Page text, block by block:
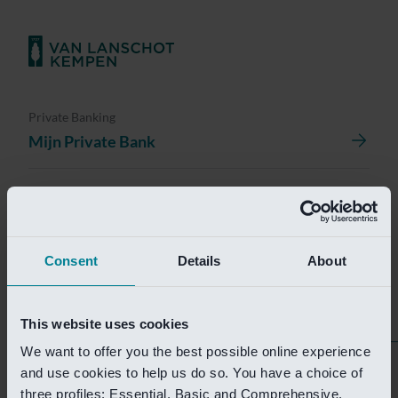
Consent Details About
This website uses cookies
We want to offer you the best possible online experience
and use cookies to help us do so. You have a choice of
three profiles: Essential, Basic and Comprehensive.
Private Banking
Mijn Private Bank
Investment Banking
Van Lanschot Kempen Research
Helaas is deze pagina